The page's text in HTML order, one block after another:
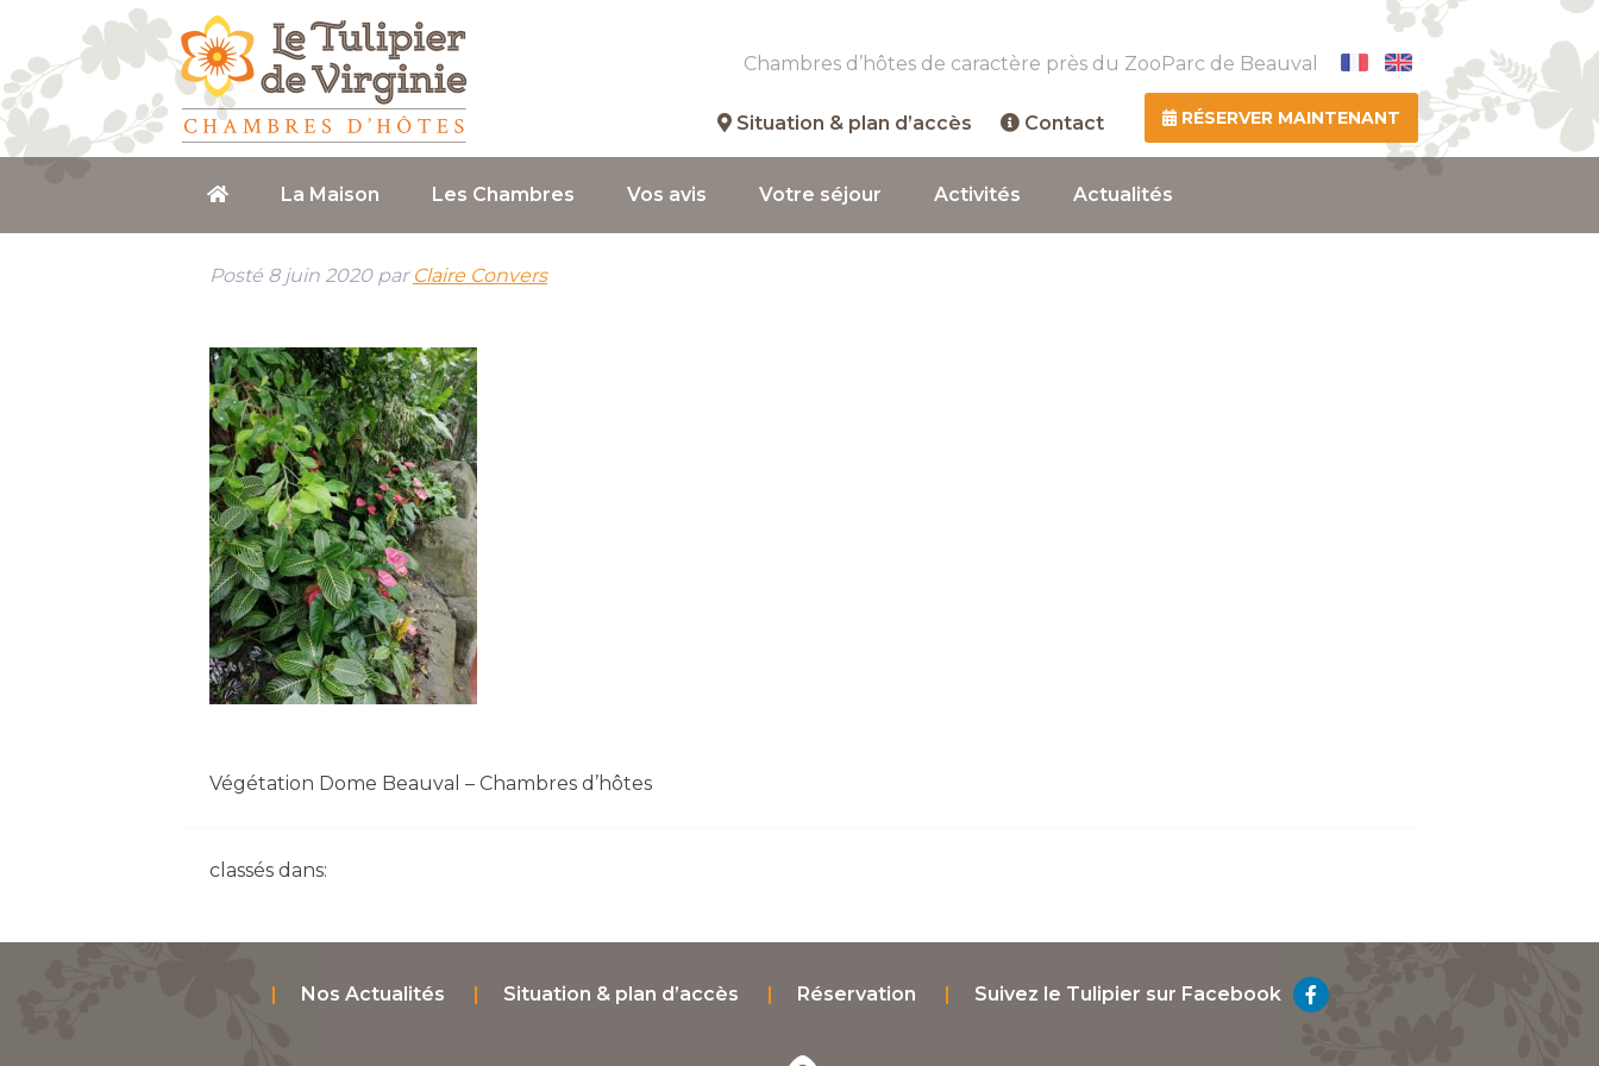
Chambres d’hôtes de caractère près du ZooParc de Beauval
Situation & plan d’accès Contact RÉSERVER MAINTENANT
La Maison Les Chambres Vos avis Votre séjour Activités Actualités
Posté 8 juin 2020 par Claire Convers
Végétation Dome Beauval – Chambres d’hôtes
classés dans:
Nos Actualités Situation & plan d’accès Réservation Suivez le Tulipier sur Facebook